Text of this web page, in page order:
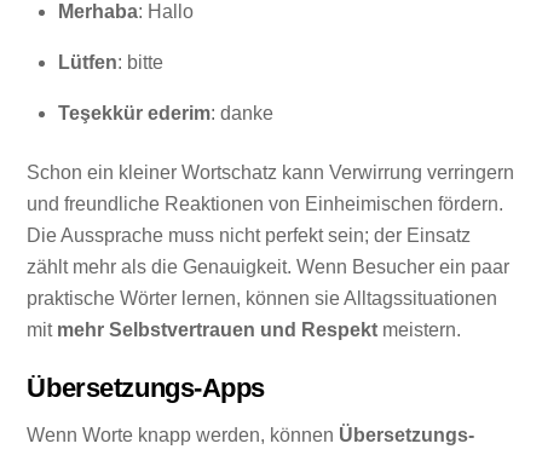
Merhaba: Hallo
Lütfen: bitte
Teşekkür ederim: danke
Schon ein kleiner Wortschatz kann Verwirrung verringern
und freundliche Reaktionen von Einheimischen fördern.
Die Aussprache muss nicht perfekt sein; der Einsatz
zählt mehr als die Genauigkeit. Wenn Besucher ein paar
praktische Wörter lernen, können sie Alltagssituationen
mit mehr Selbstvertrauen und Respekt meistern.
Übersetzungs-Apps
Wenn Worte knapp werden, können Übersetzungs-